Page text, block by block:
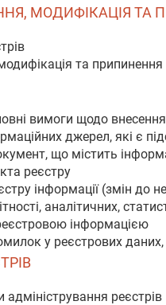
МОДИФІКАЦІЯ ТА
та припинення
вимоги щодо
джерел, які є
що містить
реєстру
інформації (змін до
аналітичних,
інформацією
у реєстрових даних,
реєстрів